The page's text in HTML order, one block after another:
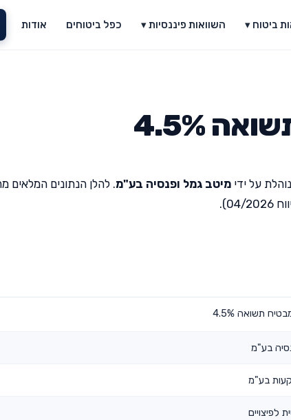
ביטוח ▾ השוואות פיננסיות ▾ כפל ביטוחים אודות
4.5%
על ידי מיטב גמל ופנסיה בע"מ. להלן הנתונים המלאים
תשואה 4.5%
בע"מ
בע"מ
לפיצויים